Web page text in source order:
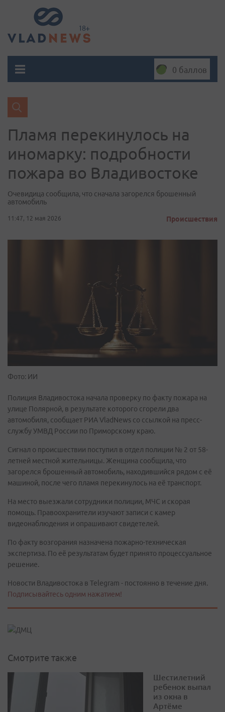
0 баллов
Пламя перекинулось на
иномарку: подробности
пожара во Владивостоке
Очевидица сообщила, что сначала загорелся брошенный
автомобиль
11:47, 12 мая 2026 Происшествия
Фото: ИИ
Полиция Владивостока начала проверку по факту пожара на
улице Полярной, в результате которого сгорели два
автомобиля, сообщает РИА VladNews со ссылкой на пресс-
службу УМВД России по Приморскому краю.
Сигнал о происшествии поступил в отдел полиции № 2 от 58-
летней местной жительницы. Женщина сообщила, что
загорелся брошенный автомобиль, находившийся рядом с её
машиной, после чего пламя перекинулось на её транспорт.
На место выезжали сотрудники полиции, МЧС и скорая
помощь. Правоохранители изучают записи с камер
видеонаблюдения и опрашивают свидетелей.
По факту возгорания назначена пожарно-техническая
экспертиза. По её результатам будет принято процессуальное
решение.
Новости Владивостока в Telegram - постоянно в течение дня.
Подписывайтесь одним нажатием!
Смотрите также
Шестилетний
ребенок выпал
из окна в
Артёме